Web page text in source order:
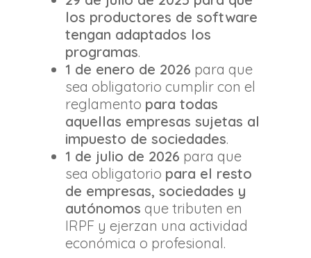
los productores de software
tengan adaptados los
programas.
1 de enero de 2026 para que
sea obligatorio cumplir con el
reglamento para todas
aquellas empresas sujetas al
impuesto de sociedades.
1 de julio de 2026 para que
sea obligatorio para el resto
de empresas, sociedades y
autónomos que tributen en
IRPF y ejerzan una actividad
económica o profesional.